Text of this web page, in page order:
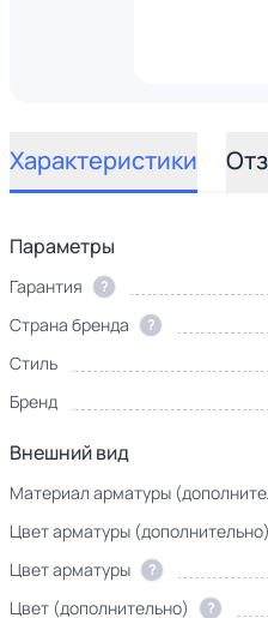
Характеристики
Параметры
Гарантия ?
Страна бренда
?
Стиль
Бренд
Внешний вид
Материал арматуры
Цвет арматуры (дополнительно)
Цвет арматуры
?
Цвет (дополнительно)
?